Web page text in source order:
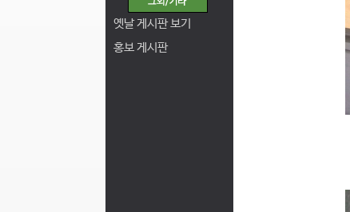
옛날 게시판 보기
홍보 게시판